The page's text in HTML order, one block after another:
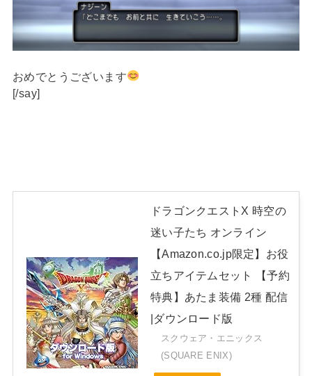
おめでとうございます
[/say]
ドラゴンクエストX 時空の
迷い子たち オンライン
【Amazon.co.jp限定】お役
立ちアイテムセット 【予約
特典】あたま装備 2種 配信
|ダウンロード版
スクウェア・エニックス
(SQUARE ENIX)